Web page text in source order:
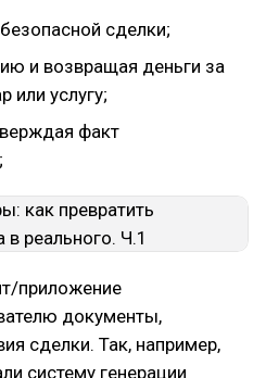
сделки;
и возвращая деньги за
или услугу;
факт
приложение
документы,
сделки. Так, например,
систему генерации